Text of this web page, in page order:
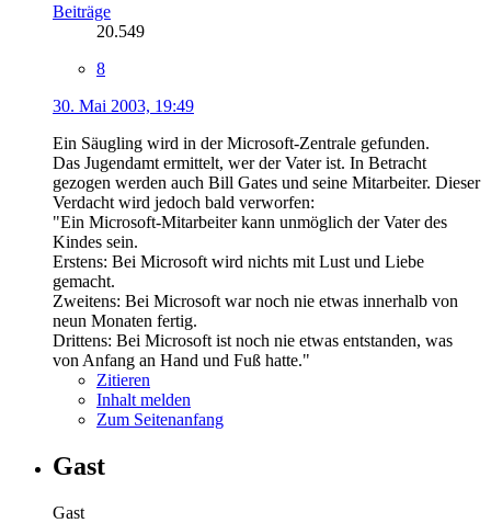
Beiträge
20.549
8
30. Mai 2003, 19:49
Ein Säugling wird in der Microsoft-Zentrale gefunden.
Das Jugendamt ermittelt, wer der Vater ist. In Betracht
gezogen werden auch Bill Gates und seine Mitarbeiter. Dieser
Verdacht wird jedoch bald verworfen:
"Ein Microsoft-Mitarbeiter kann unmöglich der Vater des
Kindes sein.
Erstens: Bei Microsoft wird nichts mit Lust und Liebe
gemacht.
Zweitens: Bei Microsoft war noch nie etwas innerhalb von
neun Monaten fertig.
Drittens: Bei Microsoft ist noch nie etwas entstanden, was
von Anfang an Hand und Fuß hatte."
Zitieren
Inhalt melden
Zum Seitenanfang
Gast
Gast